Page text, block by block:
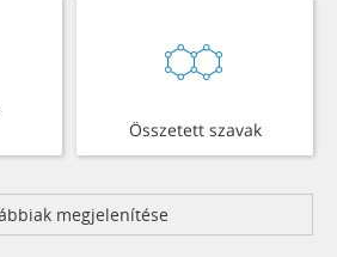
Összetett szavak
megjelenítése